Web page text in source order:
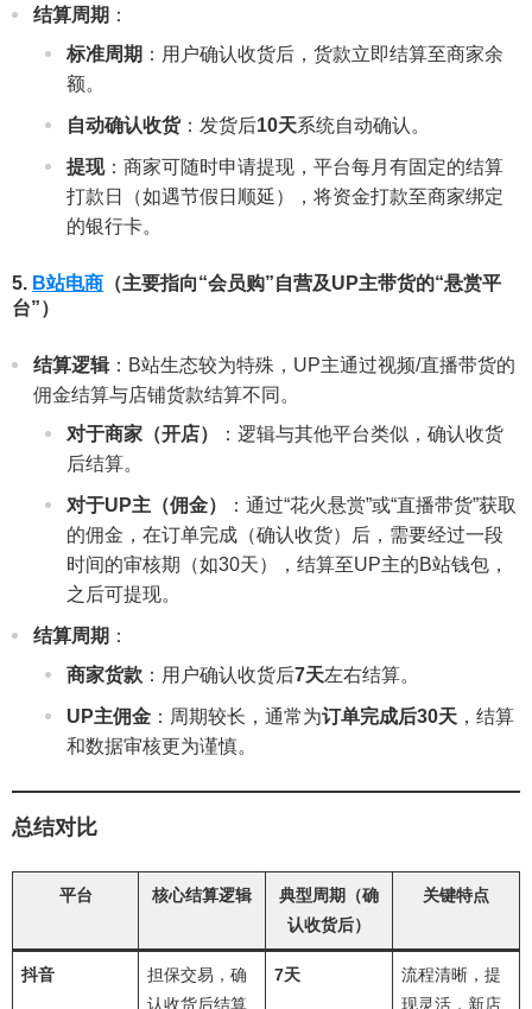
结算周期 ：
标准周期 ：用户确认收货后，货款立即结算至商家余
额。
自动确认收货：发货后10天系统自动确认。
提现：商家可随时申请提现，平台每月有固定的结算
打款日（如遇节假日顺延），将资金打款至商家绑定
的银行卡。
5. B站电商 （主要指向“会员购”自营及UP主带货的“悬赏平
台”）
结算逻辑：B站生态较为特殊，UP主通过视频/直播带货的
佣金结算与店铺货款结算不同。
对于商家（开店）
：逻辑与其他平台类似，确认收货
后结算。
对于UP主（佣金）
：通过“花火悬赏”或“直播带货”获取
的佣金，在订单完成（确认收货）后，需要经过一段
时间的审核期（如30天），结算至UP主的B站钱包，
之后可提现。
结算周期 ：
商家货款 ：用户确认收货后7天左右结算。
UP主佣金 ：周期较长，通常为订单完成后30天 ，结算
和数据审核更为谨慎。
总结对比
平台 核心结算逻辑
典型周期（确
认收货后）
关键特点
抖音
担保交易，确
认收货后结算
7天
流程清晰，提
现灵活，新店